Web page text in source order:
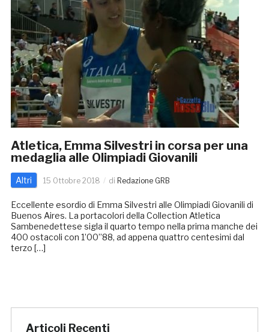
Atletica, Emma Silvestri in corsa per una
medaglia alle Olimpiadi Giovanili
Altri 15 Ottobre 2018 di Redazione GRB
Eccellente esordio di Emma Silvestri alle Olimpiadi Giovanili di
Buenos Aires. La portacolori della Collection Atletica
Sambenedettese sigla il quarto tempo nella prima manche dei
400 ostacoli con 1’00”88, ad appena quattro centesimi dal
terzo […]
Articoli Recenti